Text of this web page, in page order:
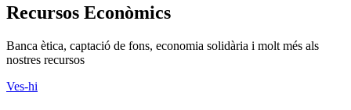
Recursos Econòmics
Banca ètica, captació de fons, economia solidària i molt més als
nostres recursos
Ves-hi